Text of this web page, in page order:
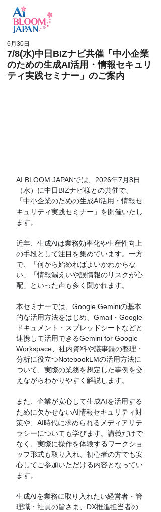
7/8(水)中日BIZナビ共催「中小企業
のための生成AI活用・情報セキュリ
ティ実践セミナー」のご案内
6月30日
AI BLOOM JAPANでは、2026年7月8日
（水）に中日BIZナビ様との共催で、
「中小企業のための生成AI活用・情報セ
キュリティ実践セミナー」を開催いたし
ます。
近年、生成AIは業務効率化や生産性向上
の手段として注目を集めています。一方
で、「何から始めればよいかわからな
い」「情報漏えいや誤情報のリスクが心
配」といった声も多く聞かれます。
本セミナーでは、Google Geminiの基本
的な活用方法をはじめ、Gmail・Google
ドキュメント・スプレッドシートなどと
連携して活用できるGemini for Google
Workspace、社内資料や議事録の整理・
分析に役立つNotebookLMの活用方法に
ついて、実際の業務を想定した事例を交
えながらわかりやすく解説します。
また、企業が安心して生成AIを活用する
ために欠かせないAI情報セキュリティ対
策や、AI時代に求められるメディアリテ
ラシーについても学びます。講義だけで
なく、実際に操作を体験するワークショ
ップ形式も取り入れ、初心者の方でも安
心してご参加いただける内容となってい
ます。
生成AIを業務に取り入れたい経営者・管
理職・社員の皆さま、DX推進担当者の